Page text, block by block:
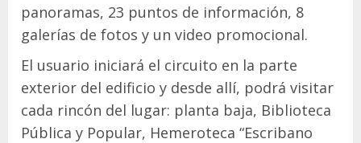
panoramas, 23 puntos de información, 8
galerías de fotos y un video promocional.
El usuario iniciará el circuito en la parte
exterior del edificio y desde allí, podrá visitar
cada rincón del lugar: planta baja, Biblioteca
Pública y Popular, Hemeroteca “Escribano